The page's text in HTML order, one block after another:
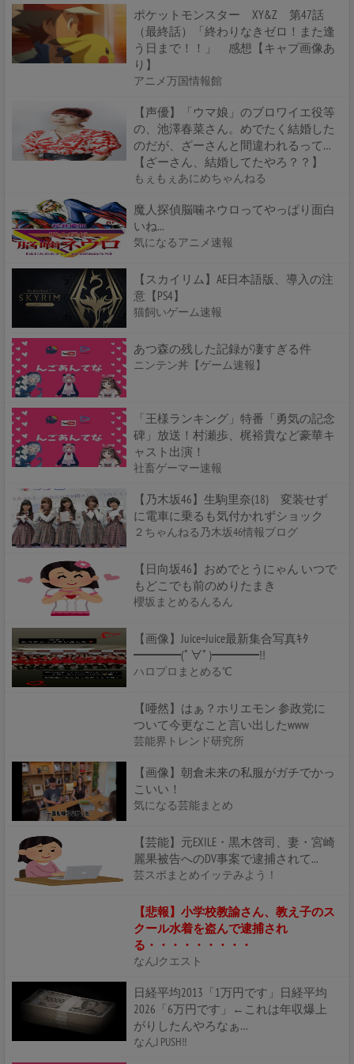
ポケットモンスター XY&Z 第47話
（最終話）「終わりなきゼロ！また逢
う日まで！！」 感想【キャプ画像あ
り】
アニメ万国情報館
【声優】「ウマ娘」のブロワイエ役等
の、池澤春菜さん。めでたく結婚した
のだが、ざーさんと間違われるって…
【ざーさん、結婚してたやろ？？】
もぇもぇあにめちゃんねる
魔人探偵脳噛ネウロってやっぱり面白
いね...
気になるアニメ速報
【スカイリム】AE日本語版、導入の注
意【PS4】
猫飼いゲーム速報
あつ森の残した記録が凄すぎる件
ニンテン丼【ゲーム速報】
「王様ランキング」特番「勇気の記念
碑」放送！村瀬歩、梶裕貴など豪華キ
ャスト出演！
社畜ゲーマー速報
【乃木坂46】生駒里奈(18) 変装せず
に電車に乗るも気付かれずショック
２ちゃんねる乃木坂46情報ブログ
【日向坂46】おめでとうにゃん いつで
もどこでも前のめりたまき
櫻坂まとめるんるん
【画像】Juice=Juice最新集合写真ｷﾀ
━━━━(ﾟ∀ﾟ)━━━━!!
ハロプロまとめる℃
【唖然】はぁ？ホリエモン 参政党に
ついて今更なこと言い出したwww
芸能界トレンド研究所
【画像】朝倉未来の私服がガチでかっ
こいい！
気になる芸能まとめ
【芸能】元EXILE・黒木啓司、妻・宮崎
麗果被告へのDV事案で逮捕されて...
芸スポまとめイッテみよう！
【悲報】小学校教諭さん、教え子のス
クール水着を盗んで逮捕され
る・・・・・・・・・
なんJクエスト
日経平均2013「1万円です」日経平均
2026「6万円です」←これは年収爆上
がりしたんやろなぁ…
なんJ PUSH!!